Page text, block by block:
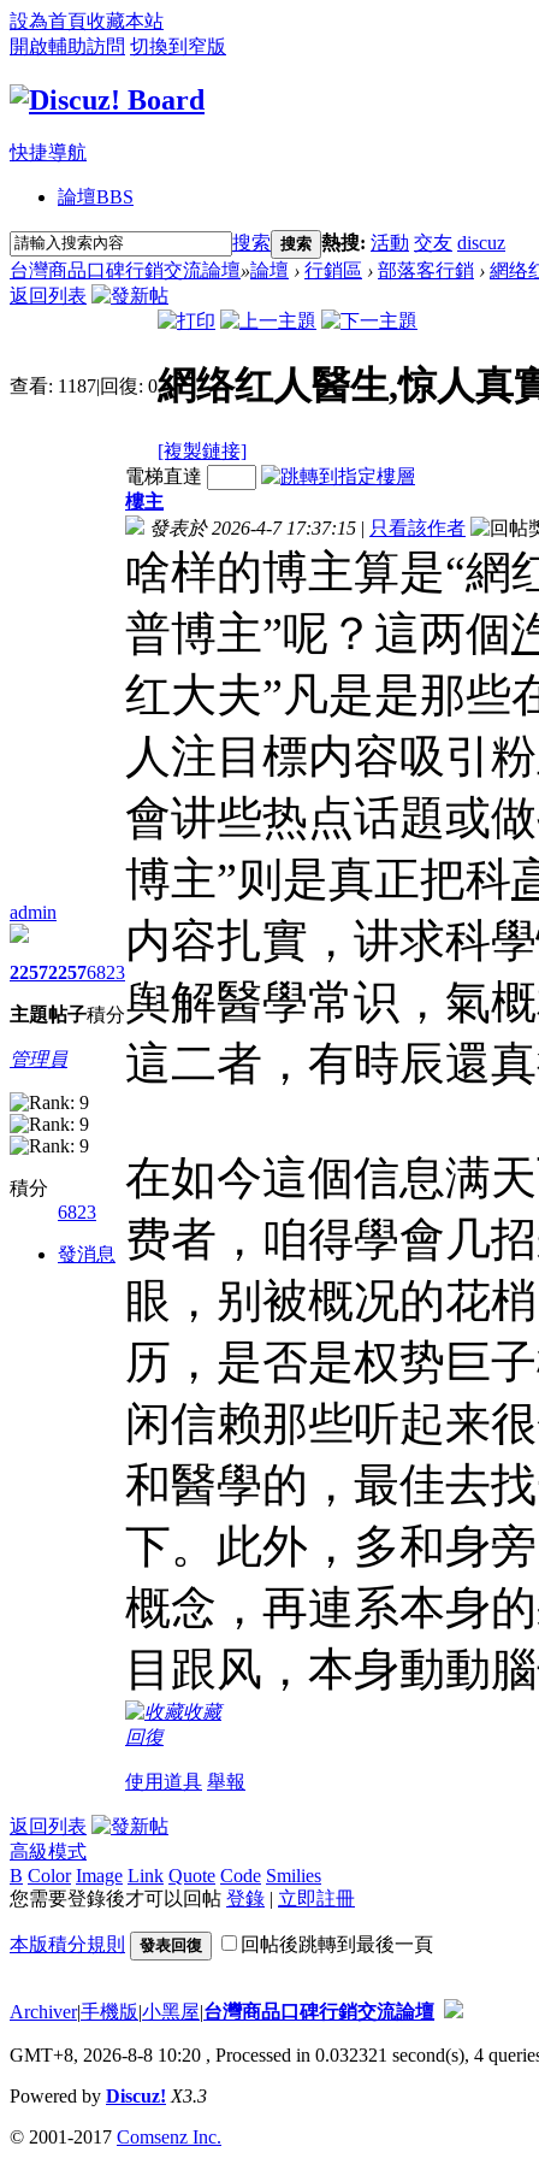
設為首頁收藏本站
開啟輔助訪問 切換到窄版
快捷導航
論壇BBS
搜索 搜索 熱搜: 活動 交友 discuz
台灣商品口碑行銷交流論壇»論壇 › 行銷區 › 部落客行銷 › 網络
返回列表
查看: 1187|回復: 0網络红人醫生,惊人真
[複製鏈接]
admin
2257
主題
2257
帖子
6823
積分
管理員
積分
6823
發消息
電梯直達
樓主
發表於 2026-4-7 17:37:15 | 只看該作者
啥样的博主算是“網
普博主”呢？這两個
红大夫”凡是是那些
人注目標内容吸引
會讲些热点话題或
博主”则是真正把科
内容扎實，讲求科
舆解醫學常识，氣
這二者，有時辰還
在如今這個信息满
费者，咱得學會几
眼，别被概况的花
历，是否是权势巨
闲信赖那些听起来
和醫學的，最佳去
下。此外，多和身
概念，再連系本身
目跟风，本身動動
收藏
回復
使用道具 舉報
返回列表
高級模式
B Color Image Link Quote Code Smilies
您需要登錄後才可以回帖 登錄 | 立即註冊
本版積分規則 發表回復 回帖後跳轉到最後一頁
Archiver|手機版|小黑屋|台灣商品口碑行銷交流論壇
GMT+8, 2026-8-8 10:20 , Processed in 0.032321 second(s), 4
Powered by Discuz! X3.3
© 2001-2017 Comsenz Inc.